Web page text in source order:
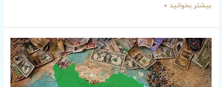
بیشتر بخوانید »
ایران
ایدآل
مرکزگرایان
چگونه